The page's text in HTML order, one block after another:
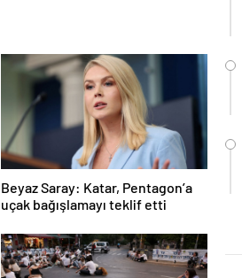
Beyaz Saray: Katar, Pentagon’a
uçak bağışlamayı teklif etti